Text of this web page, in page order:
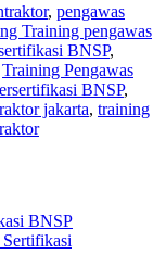
, pengawas
Training pengawas
BNSP,
Training Pengawas
BNSP,
jakarta, training
BNSP
Sertifikasi